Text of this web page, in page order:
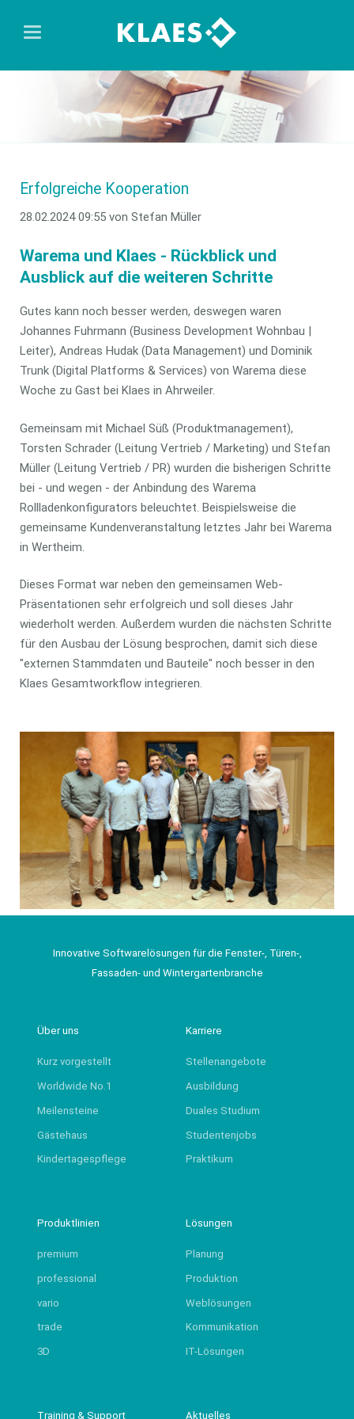
Erfolgreiche Kooperation
28.02.2024 09:55von Stefan Müller
Warema und Klaes - Rückblick und
Ausblick auf die weiteren Schritte
Gutes kann noch besser werden, deswegen waren
Johannes Fuhrmann (Business Development Wohnbau |
Leiter), Andreas Hudak (Data Management) und Dominik
Trunk (Digital Platforms & Services) von Warema diese
Woche zu Gast bei Klaes in Ahrweiler.
Gemeinsam mit Michael Süß (Produktmanagement),
Torsten Schrader (Leitung Vertrieb / Marketing) und Stefan
Müller (Leitung Vertrieb / PR) wurden die bisherigen Schritte
bei - und wegen - der Anbindung des Warema
Rollladenkonfigurators beleuchtet. Beispielsweise die
gemeinsame Kundenveranstaltung letztes Jahr bei Warema
in Wertheim.
Dieses Format war neben den gemeinsamen Web-
Präsentationen sehr erfolgreich und soll dieses Jahr
wiederholt werden. Außerdem wurden die nächsten Schritte
für den Ausbau der Lösung besprochen, damit sich diese
"externen Stammdaten und Bauteile" noch besser in den
Klaes Gesamtworkflow integrieren.
Innovative Softwarelösungen für die Fenster-, Türen-,
Fassaden- und Wintergartenbranche
Über uns
Kurz vorgestellt
Worldwide No.1
Meilensteine
Gästehaus
Kindertagespflege
Karriere
Stellenangebote
Ausbildung
Duales Studium
Studentenjobs
Praktikum
Produktlinien
premium
professional
vario
trade
3D
Lösungen
Planung
Produktion
Weblösungen
Kommunikation
IT-Lösungen
Training & Support Aktuelles